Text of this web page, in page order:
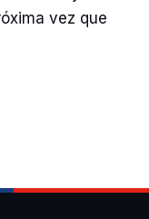
vez que